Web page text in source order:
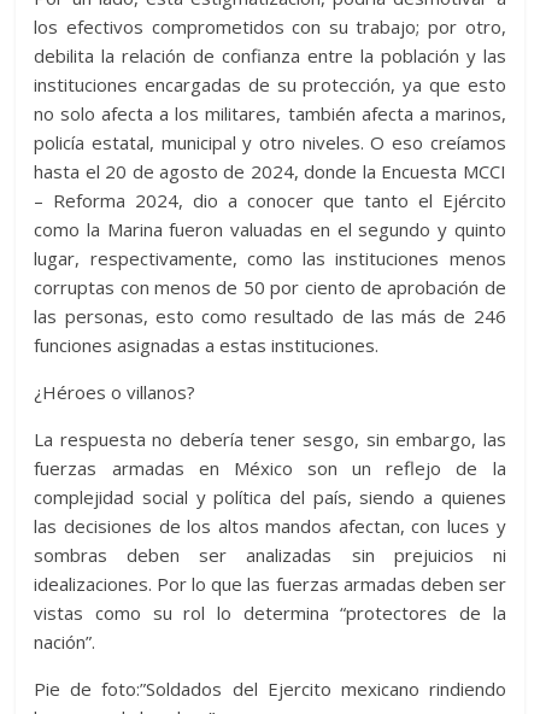
los efectivos comprometidos con su trabajo; por otro,
debilita la relación de confianza entre la población y las
instituciones encargadas de su protección, ya que esto
no solo afecta a los militares, también afecta a marinos,
policía estatal, municipal y otro niveles. O eso creíamos
hasta el 20 de agosto de 2024, donde la Encuesta MCCI
– Reforma 2024, dio a conocer que tanto el Ejército
como la Marina fueron valuadas en el segundo y quinto
lugar, respectivamente, como las instituciones menos
corruptas con menos de 50 por ciento de aprobación de
las personas, esto como resultado de las más de 246
funciones asignadas a estas instituciones.
¿Héroes o villanos?
La respuesta no debería tener sesgo, sin embargo, las
fuerzas armadas en México son un reflejo de la
complejidad social y política del país, siendo a quienes
las decisiones de los altos mandos afectan, con luces y
sombras deben ser analizadas sin prejuicios ni
idealizaciones. Por lo que las fuerzas armadas deben ser
vistas como su rol lo determina “protectores de la
nación”.
Pie de foto:”Soldados del Ejercito mexicano rindiendo